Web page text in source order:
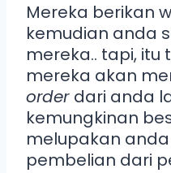
Mereka berikan
kemudian anda
mereka.. tapi, itu
mereka akan
order dari anda
kemungkinan
melupakan
pembelian dari